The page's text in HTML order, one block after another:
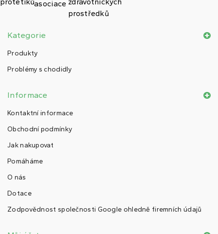
Kategorie
Produkty
Problémy s chodidly
Informace
Kontaktní informace
Obchodní podmínky
Jak nakupovat
Pomáháme
O nás
Dotace
Zodpovědnost společnosti Google ohledně firemních údajů